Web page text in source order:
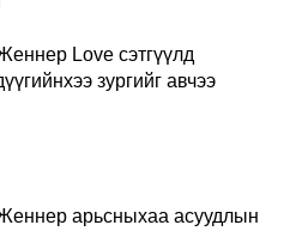
Love сэтгүүлд
зургийг авчээ
арьсныхаа асуудлын